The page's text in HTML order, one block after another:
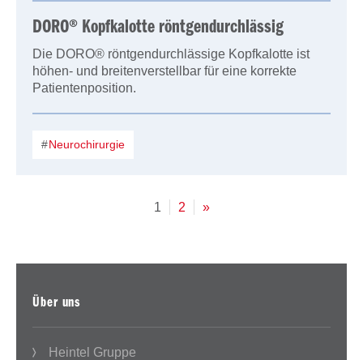
DORO® Kopfkalotte röntgendurchlässig
Die DORO® röntgendurchlässige Kopfkalotte ist
höhen- und breitenverstellbar für eine korrekte
Patientenposition.
Neurochirurgie
1 2 »
Über uns
Heintel Gruppe